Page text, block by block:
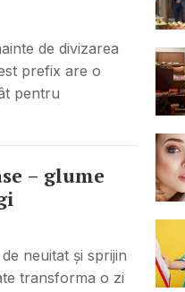
de divizarea
prefix are o
pentru
– glume
neuitat și sprijin
transforma o zi